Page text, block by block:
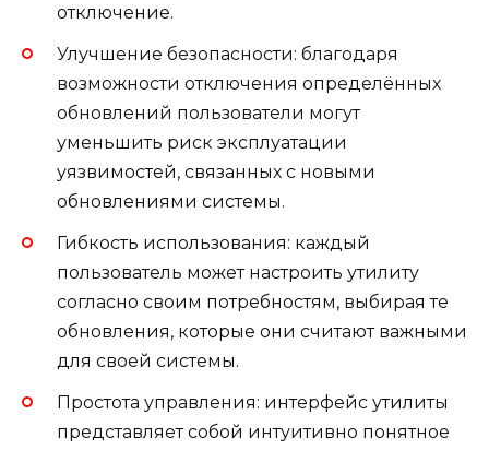
отключение.
Улучшение безопасности: благодаря
возможности отключения определённых
обновлений пользователи могут
уменьшить риск эксплуатации
уязвимостей, связанных с новыми
обновлениями системы.
Гибкость использования: каждый
пользователь может настроить утилиту
согласно своим потребностям, выбирая те
обновления, которые они считают важными
для своей системы.
Простота управления: интерфейс утилиты
представляет собой интуитивно понятное